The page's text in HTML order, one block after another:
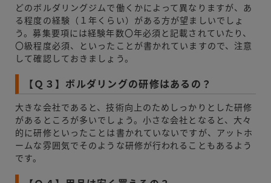
どのボルダリングジムで働くかによって異なりますが、あ
る程度の経験（１年くらい）がある方が望ましいでしょ
う。募集要項には経験年数〇年必須と記載されていたり、
〇級程度必須、といったことが書かれていますので、注意
して確認しておきましょう。
【Ｑ３】ボルダリングの研修はあるの？
大きな会社であると、技術向上のためしっかりとした研修
があるところが多いでしょう。小さな会社となると、大々
的に研修といったことは書かれていないですが、アットホ
ームな雰囲気でそのような研修が行われることもあるよう
です。